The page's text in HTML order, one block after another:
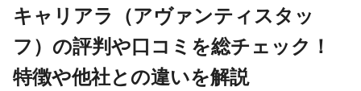
キャリアラ（アヴァンティスタッ
フ）の評判や口コミを総チェック！
特徴や他社との違いを解説